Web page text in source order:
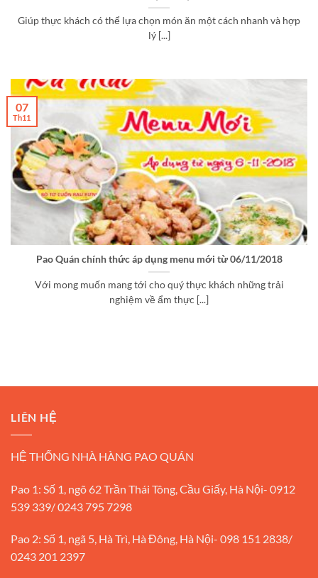
Giúp thực khách có thể lựa chọn món ăn một cách nhanh và hợp
lý [...]
Pao Quán chính thức áp dụng menu mới từ 06/11/2018
Với mong muốn mang tới cho quý thực khách những trải
nghiệm về ẩm thực [...]
07
Th11
LIÊN HỆ
HỆ THỐNG NHÀ HÀNG PAO QUÁN
Pao 1: Số 1, ngõ 62 Trần Thái Tông, Cầu Giấy, Hà Nội- 0912
539 339/ 0243 795 7298
Pao 2: Số 1, ngã 5, Hà Trì, Hà Đông, Hà Nội- 098 151 2838/
0243 201 2397